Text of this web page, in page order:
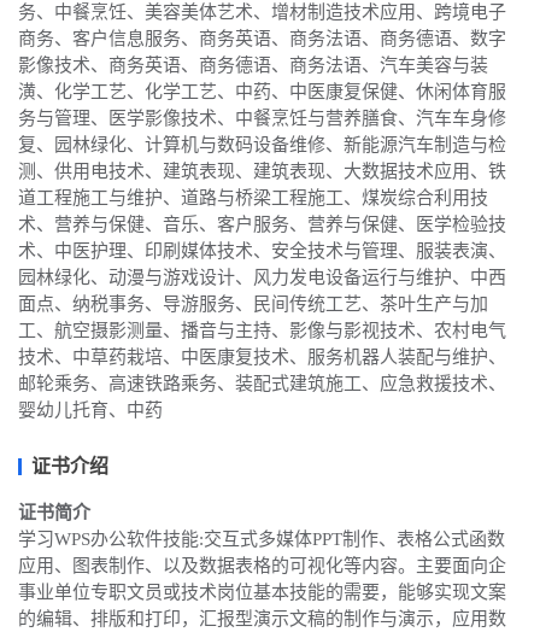
务、中餐烹饪、美容美体艺术、增材制造技术应用、跨境电子
商务、客户信息服务、商务英语、商务法语、商务德语、数字
影像技术、商务英语、商务德语、商务法语、汽车美容与装
潢、化学工艺、化学工艺、中药、中医康复保健、休闲体育服
务与管理、医学影像技术、中餐烹饪与营养膳食、汽车车身修
复、园林绿化、计算机与数码设备维修、新能源汽车制造与检
测、供用电技术、建筑表现、建筑表现、大数据技术应用、铁
道工程施工与维护、道路与桥梁工程施工、煤炭综合利用技
术、营养与保健、音乐、客户服务、营养与保健、医学检验技
术、中医护理、印刷媒体技术、安全技术与管理、服装表演、
园林绿化、动漫与游戏设计、风力发电设备运行与维护、中西
面点、纳税事务、导游服务、民间传统工艺、茶叶生产与加
工、航空摄影测量、播音与主持、影像与影视技术、农村电气
技术、中草药栽培、中医康复技术、服务机器人装配与维护、
邮轮乘务、高速铁路乘务、装配式建筑施工、应急救援技术、
婴幼儿托育、中药
证书介绍
证书简介
学习WPS办公软件技能:交互式多媒体PPT制作、表格公式函数
应用、图表制作、以及数据表格的可视化等内容。主要面向企
事业单位专职文员或技术岗位基本技能的需要，能够实现文案
的编辑、排版和打印，汇报型演示文稿的制作与演示，应用数